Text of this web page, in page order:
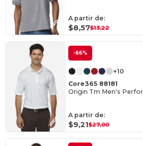
A partir de:
$8,57$13,22
-66%
+10
Core365 88181
Origin Tm Men's
A partir de:
$9,21$27,00